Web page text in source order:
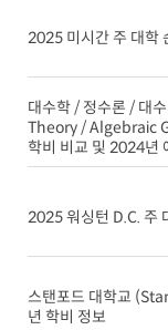
2025 미시간 주 대학
대수학 / 정수론 / 대
Theory / Algebraic
학비 비교 및 2024년
2025 워싱턴 D.C. 주
스탠포드 대학교
년 학비 정보